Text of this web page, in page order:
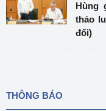
Hùng
thảo
đổi)
THÔNG BÁO